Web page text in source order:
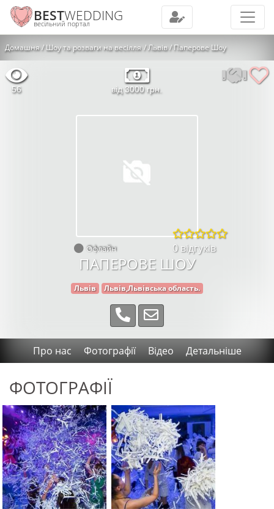
BESTWEDDING
весільний портал
Домашня Шоу та розваги на весілля Львів Паперове Шоу
56 від 3000 грн.
Офлайн 0 відгуків
ПАПЕРОВЕ ШОУ
Львів Львів,Львівська область.
Про нас Фотографії Відео Детальніше
ФОТОГРАФІЇ